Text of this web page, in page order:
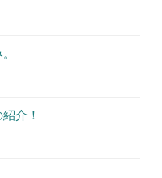
介！